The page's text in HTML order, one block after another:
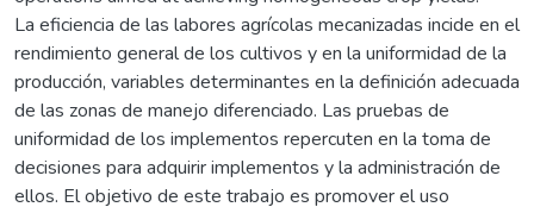
La eficiencia de las labores agrícolas mecanizadas incide en el
rendimiento general de los cultivos y en la uniformidad de la
producción, variables determinantes en la definición adecuada
de las zonas de manejo diferenciado. Las pruebas de
uniformidad de los implementos repercuten en la toma de
decisiones para adquirir implementos y la administración de
ellos. El objetivo de este trabajo es promover el uso